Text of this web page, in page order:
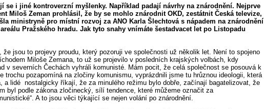
se i jiné kontroverzní myšlenky. Například padají návrhy na znárodnění. Nejprve
Miloš Zeman prohlásil, že by se mohlo znárodnit OKD, zestátnit Česká televize,
ministryně pro místní rozvoj za ANO Karla Šlechtová s nápadem na znárodnění
Pražského hradu. Jak tyto snahy vnímáte šestadvacet let po Listopadu
že jsou to projevy proudu, který pozoruji ve společnosti už několik let. Není to spojeno
Miloše Zemana, to už se projevilo v posledních krajských volbách, kdy
v severních Čechách vyhráli komunisté. Mám pocit, že celá společnost se posouvá k
trochu pozapomíná na zločiny komunismu, vyprázdnili jsme tu hrůznou ideologii, která
a lidé nostalgicky říkají, že za minulého režimu bylo dobře, začínají bagatelizovat, že
byl podle zákona zločinecký, sílí tendence, které můžeme označit za
A to jsou věci týkající se nejen volání po znárodnění.